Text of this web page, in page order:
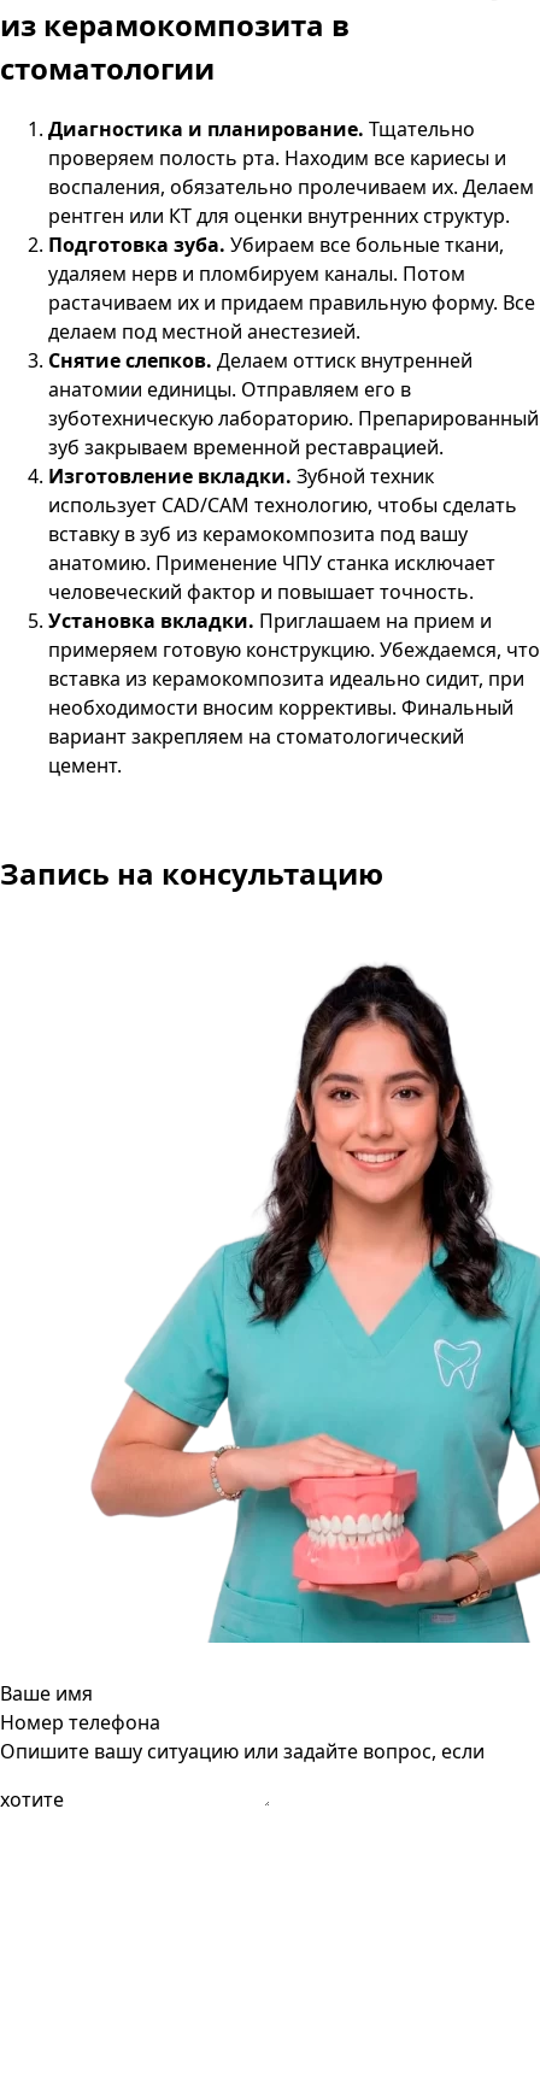
из керамокомпозита в
стоматологии
Диагностика и планирование. Тщательно
проверяем полость рта. Находим все кариесы и
воспаления, обязательно пролечиваем их. Делаем
рентген или КТ для оценки внутренних структур.
Подготовка зуба. Убираем все больные ткани,
удаляем нерв и пломбируем каналы. Потом
растачиваем их и придаем правильную форму. Все
делаем под местной анестезией.
Снятие слепков. Делаем оттиск внутренней
анатомии единицы. Отправляем его в
зуботехническую лабораторию. Препарированный
зуб закрываем временной реставрацией.
Изготовление вкладки. Зубной техник
использует CAD/CAM технологию, чтобы сделать
вставку в зуб из керамокомпозита под вашу
анатомию. Применение ЧПУ станка исключает
человеческий фактор и повышает точность.
Установка вкладки. Приглашаем на прием и
примеряем готовую конструкцию. Убеждаемся, что
вставка из керамокомпозита идеально сидит, при
необходимости вносим коррективы. Финальный
вариант закрепляем на стоматологический
цемент.
Запись на консультацию
Ваше имя
Номер телефона
Опишите вашу ситуацию или задайте вопрос, если
хотите